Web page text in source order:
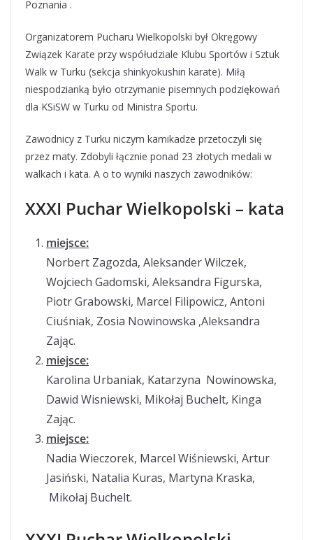
Poznania .
Organizatorem Pucharu Wielkopolski był Okręgowy
Związek Karate przy współudziale Klubu Sportów i Sztuk
Walk w Turku (sekcja shinkyokushin karate). Miłą
niespodzianką było otrzymanie pisemnych podziękowań
dla KSiSW w Turku od Ministra Sportu.
Zawodnicy z Turku niczym kamikadze przetoczyli się
przez maty. Zdobyli łącznie ponad 23 złotych medali w
walkach i kata. A o to wyniki naszych zawodników:
XXXI Puchar Wielkopolski – kata
miejsce:
Norbert Zagozda, Aleksander Wilczek,
Wojciech Gadomski, Aleksandra Figurska,
Piotr Grabowski, Marcel Filipowicz, Antoni
Ciuśniak, Zosia Nowinowska ,Aleksandra
Zając.
miejsce:
Karolina Urbaniak, Katarzyna Nowinowska,
Dawid Wisniewski, Mikołaj Buchelt, Kinga
Zając.
miejsce:
Nadia Wieczorek, Marcel Wiśniewski, Artur
Jasiński, Natalia Kuras, Martyna Kraska,
Mikołaj Buchelt.